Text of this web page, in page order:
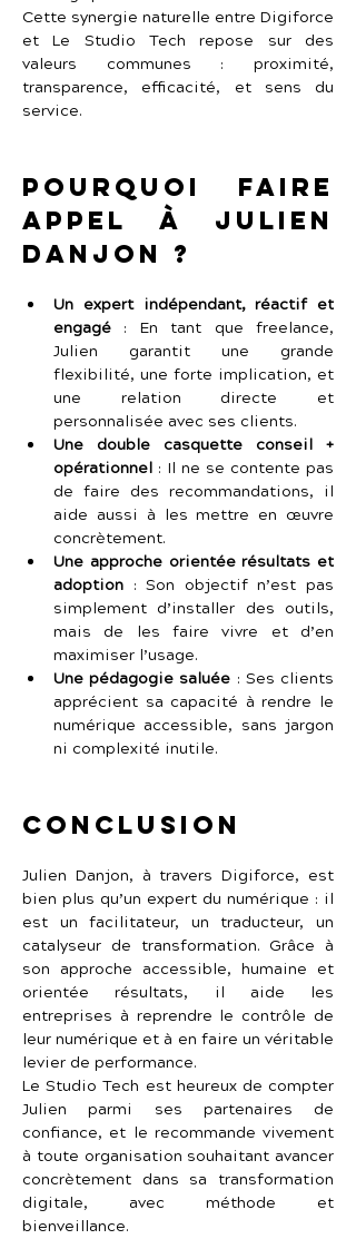
Cette synergie naturelle entre Digiforce
et Le Studio Tech repose sur des
valeurs communes : proximité,
transparence, efficacité, et sens du
service.
Pourquoi faire
appel à Julien
Danjon ?
Un expert indépendant, réactif et
engagé :
En tant que freelance,
Julien garantit une grande
flexibilité, une forte implication, et
une relation directe et
personnalisée avec ses clients.
Une double casquette conseil +
opérationnel : Il ne se contente pas
de faire des recommandations, il
aide aussi à les mettre en œuvre
concrètement.
Une approche orientée résultats et
adoption : Son objectif n’est pas
simplement d’installer des outils,
mais de les faire vivre et d’en
maximiser l’usage.
Une pédagogie saluée : Ses clients
apprécient sa capacité à rendre le
numérique accessible, sans jargon
ni complexité inutile.
Conclusion
Julien Danjon, à travers Digiforce, est
bien plus qu’un expert du numérique : il
est un facilitateur, un traducteur, un
catalyseur de transformation. Grâce à
son approche accessible, humaine et
orientée résultats, il aide les
entreprises à reprendre le contrôle de
leur numérique et à en faire un véritable
levier de performance.
Le Studio Tech est heureux de compter
Julien parmi ses partenaires de
confiance, et le recommande vivement
à toute organisation souhaitant avancer
concrètement dans sa transformation
digitale, avec méthode et
bienveillance.